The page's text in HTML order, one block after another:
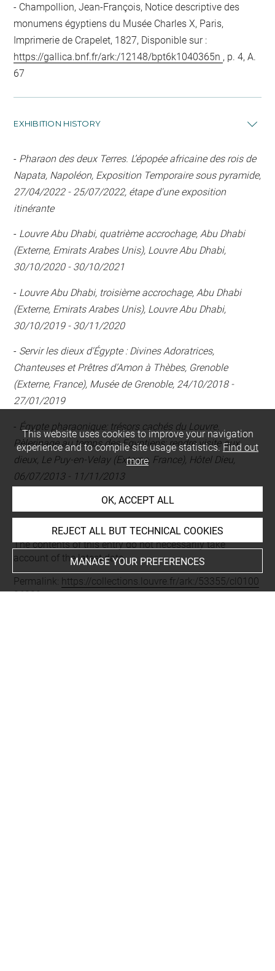
Champollion, Jean-François, Notice descriptive des
monumens égyptiens du Musée Charles X, Paris,
Imprimerie de Crapelet, 1827, Disponible sur :
https://gallica.bnf.fr/ark:/12148/bpt6k1040365n , p. 4, A.
67
EXHIBITION HISTORY
- Pharaon des deux Terres. L’épopée africaine des rois de
Napata, Napoléon, Exposition Temporaire sous pyramide,
27/04/2022 - 25/07/2022, étape d'une exposition
itinérante
- Louvre Abu Dhabi, quatrième accrochage, Abu Dhabi
(Externe, Emirats Arabes Unis), Louvre Abu Dhabi,
30/10/2020 - 30/10/2021
- Louvre Abu Dhabi, troisième accrochage, Abu Dhabi
(Externe, Emirats Arabes Unis), Louvre Abu Dhabi,
30/10/2019 - 30/11/2020
- Servir les dieux d'Égypte : Divines Adoratrices,
Chanteuses et Prêtres d’Amon à Thèbes, Grenoble
(Externe, France), Musée de Grenoble, 24/10/2018 -
27/01/2019
- Égypte pharaonique: trésors cachés du Louvre.
Pèlerinage au temps des Egyptiens: rendre visite aux
dieux, Le Puy-en-Velay (Externe, France), Hôtel Dieu,
06/07/2013 - 11/11/2013
Last updated on 18.03.2026
The contents of this entry do not necessarily take
account of the latest data.
Permalink: https://collections.louvre.fr/ark:/53355/cl0100
06339
This website uses cookies to improve your navigation
experience and to compile site usage statistics. Find out
more
OK, ACCEPT ALL
REJECT ALL BUT TECHNICAL COOKIES
MANAGE YOUR PREFERENCES